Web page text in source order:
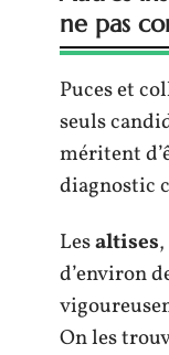
ne pas
Puces et
seuls
méritent
diagnostic
Lesaltises
d’environ
On les